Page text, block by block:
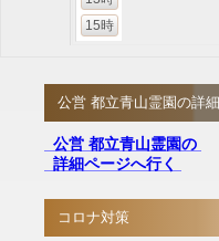
15時
公営 都立青山霊園の詳
公営 都立青山霊園の
詳細ページへ行く
コロナ対策